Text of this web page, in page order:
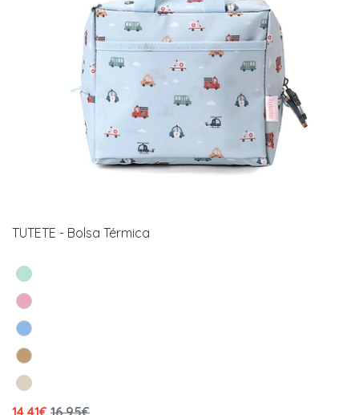
TUTETE - Bolsa Térmica
14,41€ 16,95€